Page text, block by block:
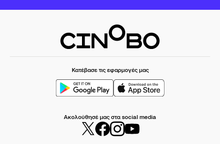
Κατέβασε τις εφαρμογές μας
Ακολούθησέ μας στα social media